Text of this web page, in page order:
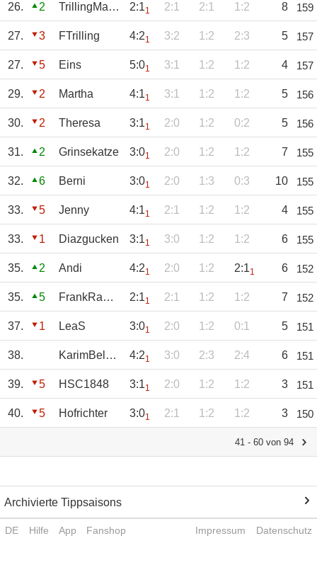
26. 2 TrillingManfred 2:11 2:1 2:1 1:2 8 159
27. 3 FTrilling 4:21 3:2 1:2 2:3 5 157
27. 5 Eins 5:01 3:1 1:2 1:2 4 157
29. 2 Martha 4:11 3:1 1:2 1:2 5 156
30. 2 Theresa 3:11 2:0 1:2 0:2 5 156
31. 2 Grinsekatze 3:01 2:0 1:2 1:2 7 155
32. 6 Berni 3:01 2:0 1:3 0:3 10 155
33. 5 Jenny 4:11 2:1 1:2 1:2 4 155
33. 1 Diazgucken 3:11 3:0 1:2 1:2 6 155
35. 2 Andi 4:21 2:0 1:2 2:11 6 152
35. 5 FrankRameilsen. 2:11 2:1 1:2 1:2 7 152
37. 1 LeaS 3:01 2:0 1:2 0:1 5 151
38. KarimBelaRethy 4:21 3:0 2:3 2:4 6 151
39. 5 HSC1848 3:11 2:0 1:2 1:2 3 151
40. 5 Hofrichter 3:01 2:1 1:2 1:2 3 150
41 - 60 von 94
Archivierte Tippsaisons
DE Hilfe App Fanshop Impressum Datenschutz